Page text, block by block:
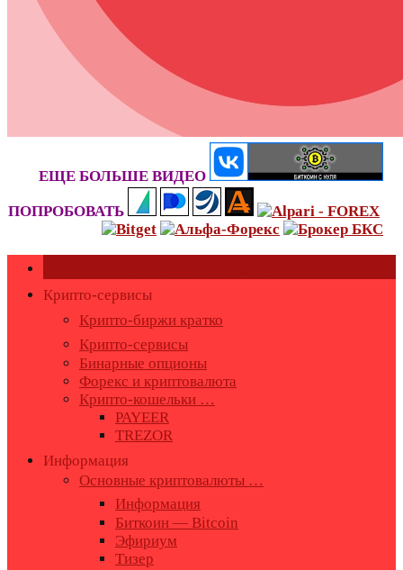
ЕЩЕ БОЛЬШЕ ВИДЕО
ПОПРОБОВАТЬ
Крипто-сервисы
Крипто-биржи кратко
Крипто-сервисы
Бинарные опционы
Форекс и криптовалюта
Крипто-кошельки …
PAYEER
TREZOR
Информация
Основные криптовалюты …
Информация
Биткоин — Bitcoin
Эфириум
Тизер